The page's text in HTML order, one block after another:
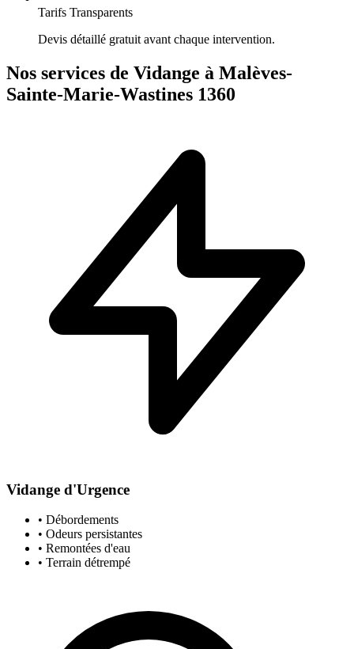
Tarifs Transparents
Devis détaillé gratuit avant chaque intervention.
Nos services de Vidange à Malèves-
Sainte-Marie-Wastines 1360
Vidange d'Urgence
• Débordements
• Odeurs persistantes
• Remontées d'eau
• Terrain détrempé